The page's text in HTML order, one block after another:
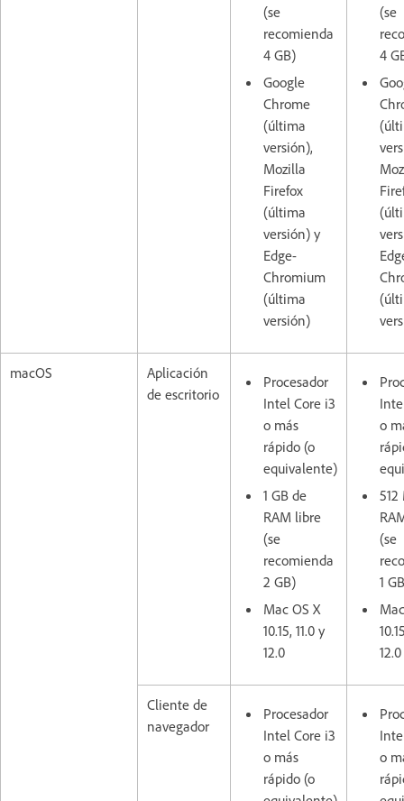
(se
recomienda
4 GB)
Google
Chrome
(última
versión),
Mozilla
Firefox
(última
versión) y
Edge-
Chromium
(última
versión)
(se
4
macOS
Aplicación
de escritorio
Procesador
Intel Core i3
o más
rápido (o
equivalente)
1 GB de
RAM libre
(se
recomienda
2 GB)
Mac OS X
10.15, 11.0 y
12.0
o
512
(se
1
12.0
Cliente de
navegador
Procesador
Intel Core i3
o más
rápido (o
o